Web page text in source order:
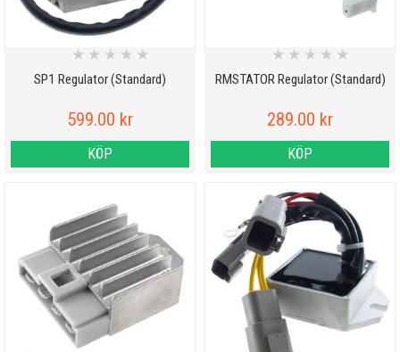
SP1 Regulator (Standard)
★ ★ ★ ★ ★
599.00 kr
KÖP
RMSTATOR Regulator (Standard)
★ ★ ★ ★ ★
289.00 kr
KÖP